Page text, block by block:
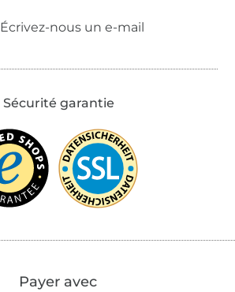
Écrivez-nous un e-mail
Sécurité garantie
Payer avec